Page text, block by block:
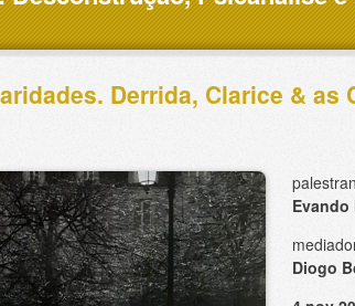
Derrida, Clarice & as
Evando
Diogo